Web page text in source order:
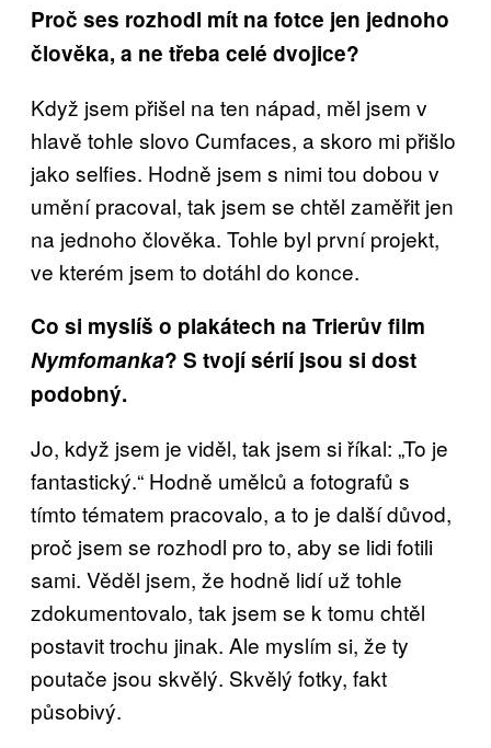
Proč ses rozhodl mít na fotce jen jednoho
člověka, a ne třeba celé dvojice?
Když jsem přišel na ten nápad, měl jsem v
hlavě tohle slovo Cumfaces, a skoro mi přišlo
jako selfies. Hodně jsem s nimi tou dobou v
umění pracoval, tak jsem se chtěl zaměřit jen
na jednoho člověka. Tohle byl první projekt,
ve kterém jsem to dotáhl do konce.
Co si myslíš o plakátech na Trierův film
Nymfomanka? S tvojí sérií jsou si dost
podobný.
Jo, když jsem je viděl, tak jsem si říkal: „To je
fantastický.“ Hodně umělců a fotografů s
tímto tématem pracovalo, a to je další důvod,
proč jsem se rozhodl pro to, aby se lidi fotili
sami. Věděl jsem, že hodně lidí už tohle
zdokumentovalo, tak jsem se k tomu chtěl
postavit trochu jinak. Ale myslím si, že ty
poutače jsou skvělý. Skvělý fotky, fakt
působivý.